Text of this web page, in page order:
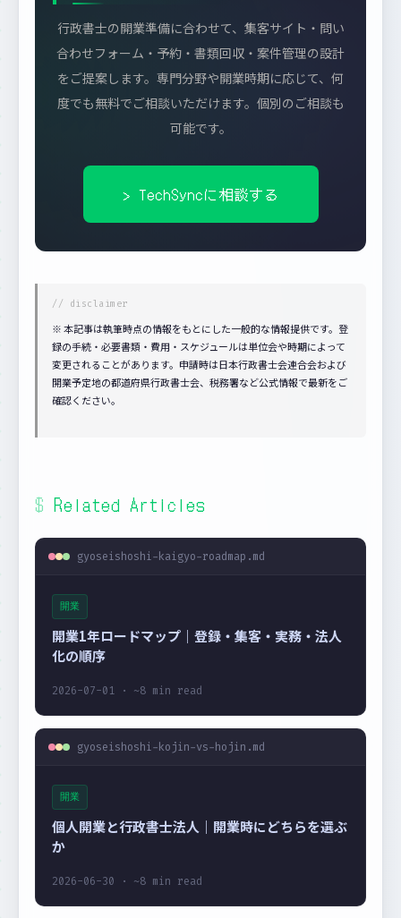
行政書士の開業準備に合わせて、集客サイト・問い
合わせフォーム・予約・書類回収・案件管理の設計
をご提案します。専門分野や開業時期に応じて、何
度でも無料でご相談いただけます。個別のご相談も
可能です。
> TechSyncに相談する
※ 本記事は執筆時点の情報をもとにした一般的な情報提供です。登
録の手続・必要書類・費用・スケジュールは単位会や時期によって
変更されることがあります。申請時は日本行政書士会連合会および
開業予定地の都道府県行政書士会、税務署など公式情報で最新をご
確認ください。
Related Articles
gyoseishoshi-kaigyo-roadmap.md
開業
開業1年ロードマップ｜登録・集客・実務・法人
化の順序
2026-07-01 · ~8 min read
gyoseishoshi-kojin-vs-hojin.md
開業
個人開業と行政書士法人｜開業時にどちらを選ぶ
か
2026-06-30 · ~8 min read